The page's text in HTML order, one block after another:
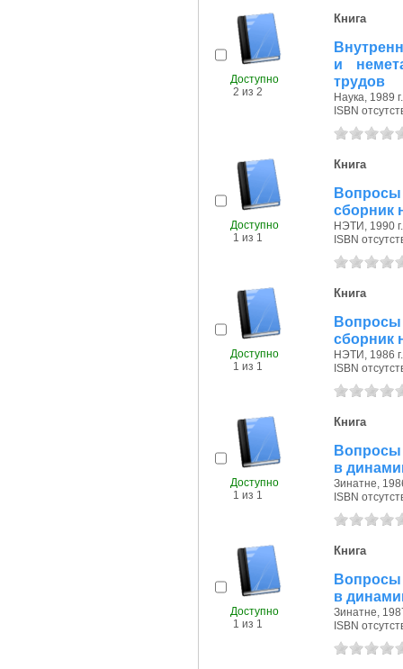
Доступно
2 из 2
Книга
и
трудов
Наука, 1989 г.
ISBN
Доступно
1 из 1
Книга
Вопросы
сборник
НЭТИ, 1990 г.
ISBN
Доступно
1 из 1
Книга
Вопросы
сборник
НЭТИ, 1986 г.
ISBN
Доступно
1 из 1
Книга
Вопросы
в
Зинатне,
ISBN
Доступно
1 из 1
Книга
Вопросы
в
Зинатне,
ISBN